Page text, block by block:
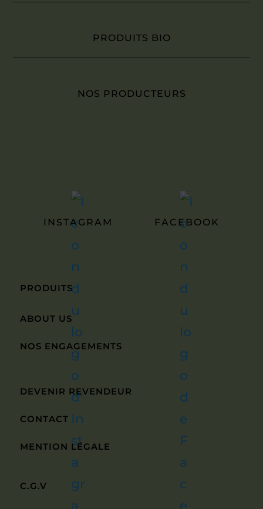
PRODUITS BIO
NOS PRODUCTEURS
PRODUITS
ABOUT US
NOS ENGAGEMENTS
INSTAGRAM FACEBOOK
DEVENIR REVENDEUR
CONTACT
MENTION LÉGALE
C.G.V